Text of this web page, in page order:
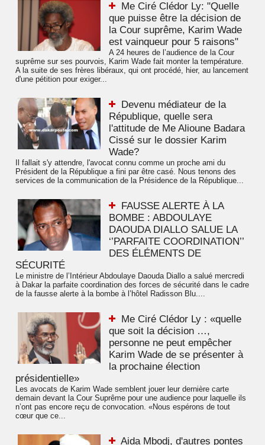
Me Ciré Clédor Ly: "Quelle
que puisse être la décision de
la Cour suprême, Karim Wade
est vainqueur pour 5 raisons"
A 24 heures de l’audience de la Cour
suprême sur ses pourvois, Karim Wade fait monter la température.
A la suite de ses frères libéraux, qui ont procédé, hier, au lancement
d'une pétition pour exiger...
Devenu médiateur de la
République, quelle sera
l'attitude de Me Alioune Badara
Cissé sur le dossier Karim
Wade?
Il fallait s'y attendre, l'avocat connu comme un proche ami du
Président de la République a fini par être casé. Nous tenons des
services de la communication de la Présidence de la République...
FAUSSE ALERTE À LA
BOMBE : ABDOULAYE
DAOUDA DIALLO SALUE LA
‘’PARFAITE COORDINATION’’
DES ÉLÉMENTS DE
SÉCURITÉ
Le ministre de l’Intérieur Abdoulaye Daouda Diallo a salué mercredi
à Dakar la parfaite coordination des forces de sécurité dans le cadre
de la fausse alerte à la bombe à l’hôtel Radisson Blu....
Me Ciré Clédor Ly : «quelle
que soit la décision …,
personne ne peut empêcher
Karim Wade de se présenter à
la prochaine élection
présidentielle»
Les avocats de Karim Wade semblent jouer leur dernière carte
demain devant la Cour Suprême pour une audience pour laquelle ils
n’ont pas encore reçu de convocation. «Nous espérons de tout
cœur que ce...
Aida Mbodj, d'autres pontes